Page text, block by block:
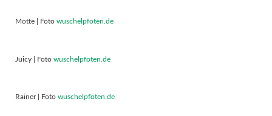
Motte | Foto wuschelpfoten.de
Juicy | Foto wuschelpfoten.de
Rainer | Foto wuschelpfoten.de